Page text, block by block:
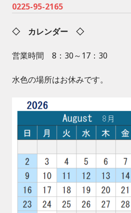
0225-95-2165
◇ カレンダー ◇
営業時間 8：30～17：30
水色の場所はお休みです。